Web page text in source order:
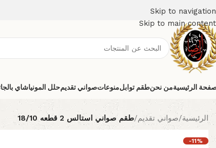
Skip to navigation
Skip to main content
الرئيسيةمن نحنطقم توابلمنوعاتصواني تقديمحلل المونياشاي
الرئيسية/صواني تقديم/طقم صواني استالس 2 قطعه 18/10
-11%